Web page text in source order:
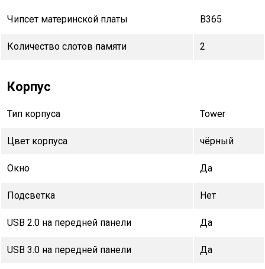
Чипсет материнской платы B365
Количество слотов памяти 2
Корпус
Тип корпуса Tower
Цвет корпуса чёрный
Окно Да
Подсветка Нет
USB 2.0 на передней панели Да
USB 3.0 на передней панели Да